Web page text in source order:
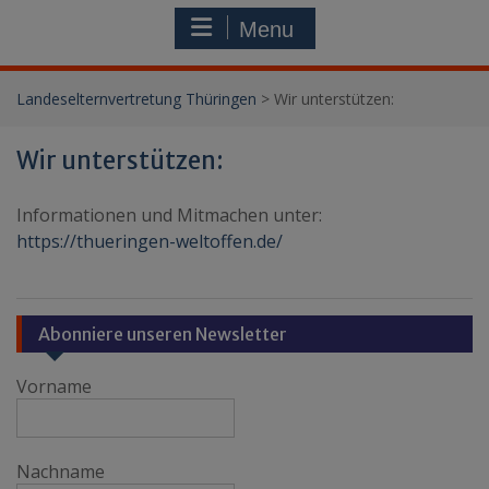
Menu
Landeselternvertretung Thüringen > Wir unterstützen:
Wir unterstützen:
Informationen und Mitmachen unter:
https://thueringen-weltoffen.de/
Abonniere unseren Newsletter
Vorname
Nachname